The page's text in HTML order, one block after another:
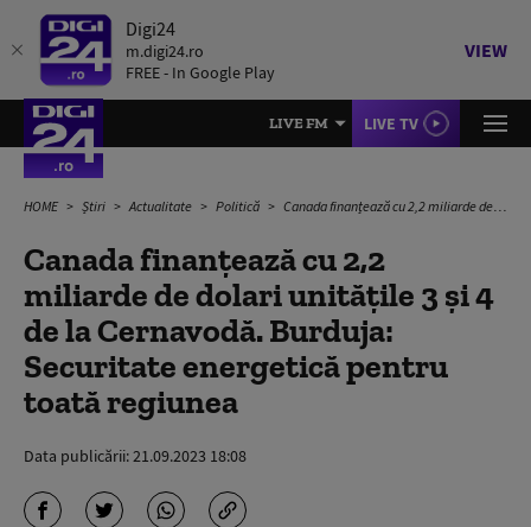
Digi24
m.digi24.ro
FREE - In Google Play
VIEW
LIVE FM LIVE TV
HOME Știri Actualitate Politică Canada finanțează cu 2,2 miliarde de dolari unitățile 3 și 4 de la Cernavodă. Burduja: Securitate energetică pentru toată regiunea
Canada finanțează cu 2,2
miliarde de dolari unitățile 3 și 4
de la Cernavodă. Burduja:
Securitate energetică pentru
toată regiunea
Data publicării:21.09.2023 18:08